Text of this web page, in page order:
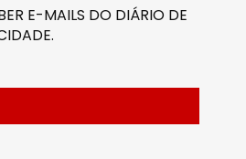
E-MAILS DO DIÁRIO DE
.